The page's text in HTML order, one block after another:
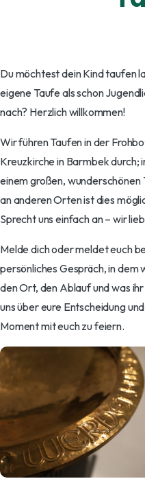
Du möchtest dein Kind taufen
eigene Taufe als schon
nach? Herzlich willkommen!
Wir führen Taufen in der
Kreuzkirche in Barmbek durch;
einem großen,
an anderen Orten ist dies
Sprecht uns einfach an – wir
Melde dich oder meldet euch
persönliches Gespräch, in dem
den Ort, den Ablauf und was
uns über eure Entscheidung
Moment mit euch zu feiern.